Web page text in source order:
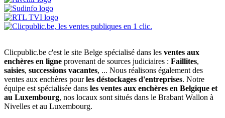
Clicpublic.be c'est le site Belge spécialisé dans les ventes aux
enchères en ligne provenant de sources judiciaires : Faillites,
saisies, successions vacantes, ... Nous réalisons également des
ventes aux enchères pourles déstockages d'entreprises. Notre
équipe est spécialisée dans les ventes aux enchères en Belgique et
au Luxembourg, nos locaux sont situés dans le Brabant Wallon à
Nivelles et au Luxembourg.